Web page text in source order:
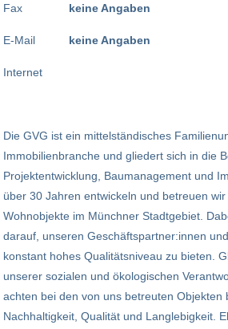
Fax
E-Mail
Internet
keine Angaben
keine Angaben
Die GVG ist ein mittelständisches
Immobilienbranche und gliedert sich in die
Projektentwicklung, Baumanagement und
über 30 Jahren entwickeln und betreuen
Wohnobjekte im Münchner Stadtgebiet.
darauf, unseren Geschäftspartner:innen
konstant hohes Qualitätsniveau zu bieten.
unserer sozialen und ökologischen
achten bei den von uns betreuten Objekten
Nachhaltigkeit, Qualität und Langlebigkeit.